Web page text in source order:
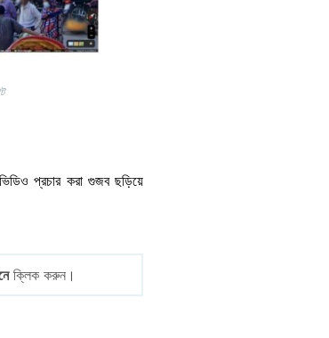
প্রচার করা গুজব ছড়িয়ে
ক্লিক করুন।